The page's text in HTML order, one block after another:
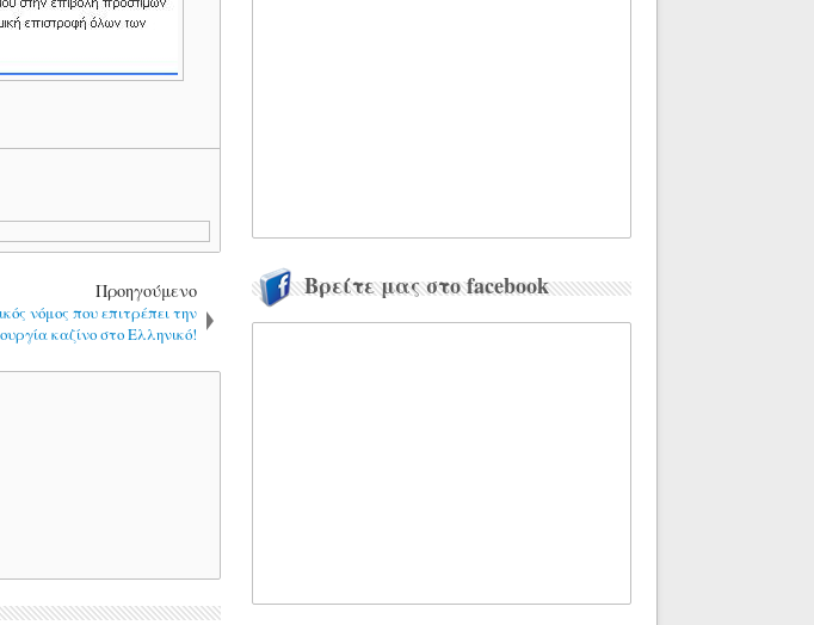
Προηγούμενο
νόμος που επιτρέπει την
καζίνο στο Ελληνικό!
Βρείτε μας στο facebook